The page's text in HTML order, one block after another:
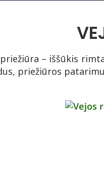
– iššūkis
priežiūros